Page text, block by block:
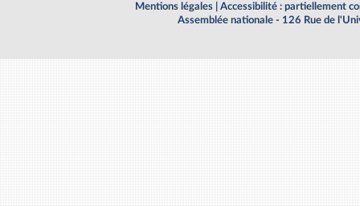
Mentions légales
Accessibilité : partiellement
Assemblée nationale - 126 Rue de